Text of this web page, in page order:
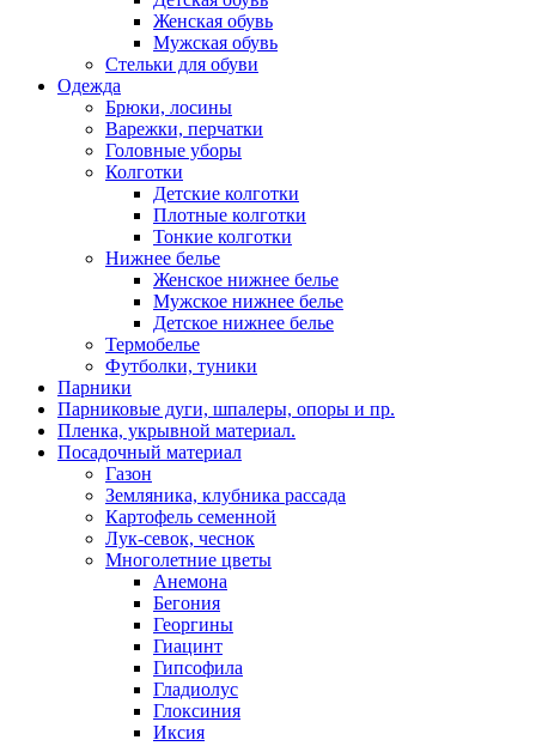
Женская обувь
Мужская обувь
Стельки для обуви
Одежда
Брюки, лосины
Варежки, перчатки
Головные уборы
Колготки
Детские колготки
Плотные колготки
Тонкие колготки
Нижнее белье
Женское нижнее белье
Мужское нижнее белье
Детское нижнее белье
Термобелье
Футболки, туники
Парники
Парниковые дуги, шпалеры, опоры и пр.
Пленка, укрывной материал.
Посадочный материал
Газон
Земляника, клубника рассада
Картофель семенной
Лук-севок, чеснок
Многолетние цветы
Анемона
Бегония
Георгины
Гиацинт
Гипсофила
Гладиолус
Глоксиния
Иксия